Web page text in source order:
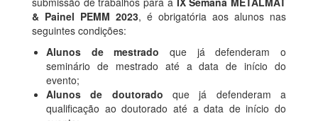
& Painel PEMM 2023, é obrigatória aos alunos nas
seguintes condições:
Alunos de mestrado que já defenderam o
seminário de mestrado até a data de início do
evento;
Alunos de doutorado que já defenderam a
qualificação ao doutorado até a data de início do